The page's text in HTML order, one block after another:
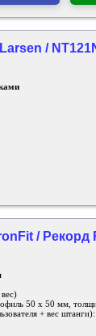
/
/ Рекорд
50 х 50 мм,
+ вес